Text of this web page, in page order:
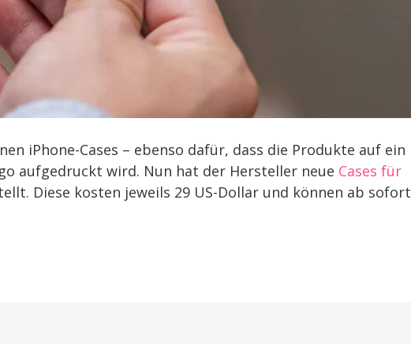
iPhone-Cases – ebenso dafür, dass die Produkte auf ein
aufgedruckt wird. Nun hat der Hersteller neue Cases für
Diese kosten jeweils 29 US-Dollar und können ab sofort